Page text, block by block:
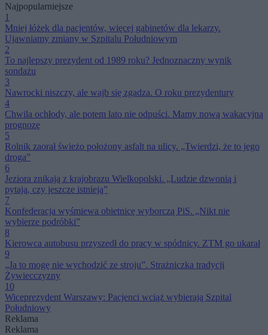
Najpopularniejsze
1
Mniej łóżek dla pacjentów, więcej gabinetów dla lekarzy.
Ujawniamy zmiany w Szpitalu Południowym
2
To najlepszy prezydent od 1989 roku? Jednoznaczny wynik
sondażu
3
Nawrocki niszczy, ale wajb się zgadza. O roku prezydentury
4
Chwila ochłody, ale potem lato nie odpuści. Mamy nową wakacyjną
prognozę
5
Rolnik zaorał świeżo położony asfalt na ulicy. „Twierdzi, że to jego
droga”
6
Jeziora znikają z krajobrazu Wielkopolski. „Ludzie dzwonią i
pytają, czy jeszcze istnieją”
7
Konfederacja wyśmiewa obietnicę wyborczą PiS. „Nikt nie
wybierze podróbki”
8
Kierowca autobusu przyszedł do pracy w spódnicy. ZTM go ukarał
9
„Ja to mogę nie wychodzić ze stroju”. Strażniczka tradycji
Żywiecczyzny
10
Wiceprezydent Warszawy: Pacjenci wciąż wybierają Szpital
Południowy
Reklama
Reklama